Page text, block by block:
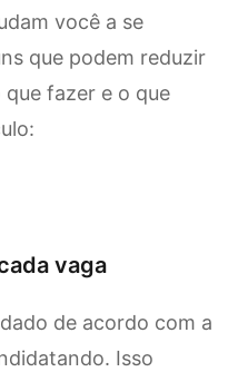
você a se
que podem reduzir
que fazer e o que
vaga
de acordo com a
Isso